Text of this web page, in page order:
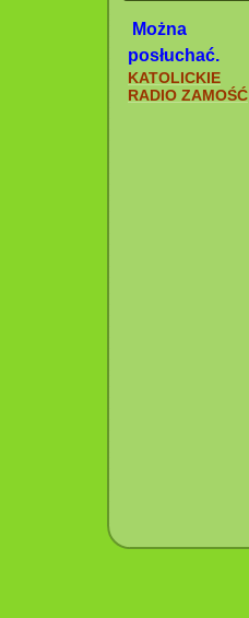
Można
posłuchać.
KATOLICKIE
RADIO ZAMOŚĆ